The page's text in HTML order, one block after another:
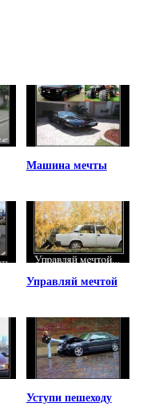
Машина мечты
Управляй мечтой
Уступи пешеходу